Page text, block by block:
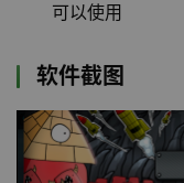
可以使用
软件截图